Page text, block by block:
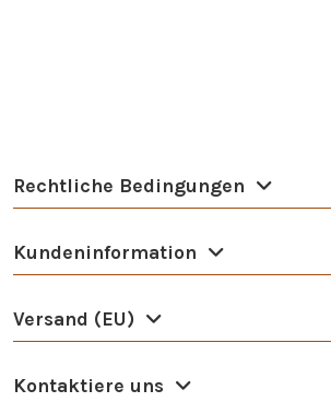
Rechtliche Bedingungen
Kundeninformation
Versand (EU)
Kontaktiere uns